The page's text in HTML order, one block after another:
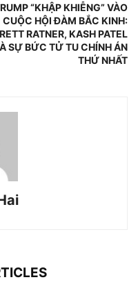
“KHẬP KHIỄNG” VÀO
CUỘC HỘI ĐÀM BẮC KINH:
RATNER, KASH PATEL
SỰ BỨC TỬ TU CHÍNH ÁN
THỨ NHẤT